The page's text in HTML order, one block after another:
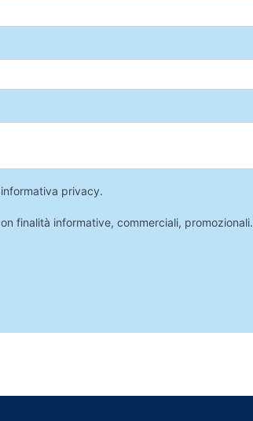
privacy.
finalità informative, commerciali, promozionali.